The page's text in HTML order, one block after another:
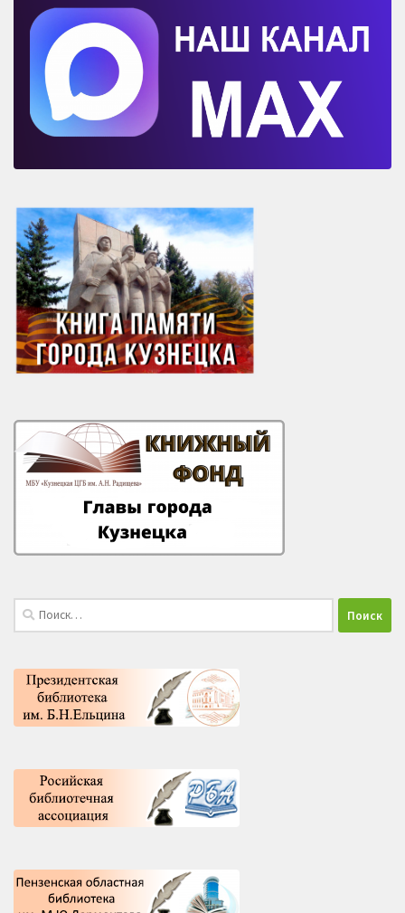
Найти: